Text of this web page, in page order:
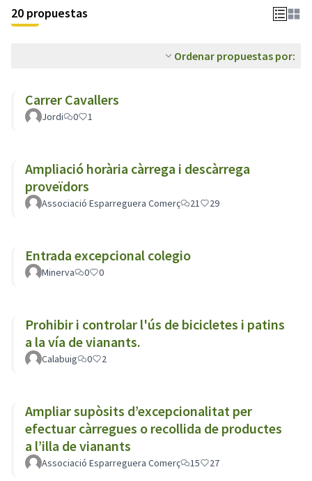
20 propuestas
Ordenar propuestas por:
Carrer Cavallers
Jordi 0 1
Ampliació horària càrrega i descàrrega
proveïdors
Associació Esparreguera Comerç 21 29
Entrada excepcional colegio
Minerva 0 0
Prohibir i controlar l'ús de bicicletes i patins
a la vía de vianants.
Calabuig 0 2
Ampliar supòsits d’excepcionalitat per
efectuar càrregues o recollida de productes
a l’illa de vianants
Associació Esparreguera Comerç 15 27